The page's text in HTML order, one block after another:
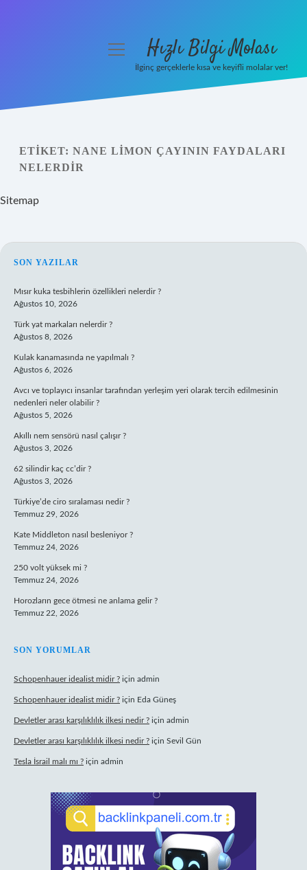
Yasal Uyarı
menüyüHızlı Bilgi Molası
İlginç gerçeklerle kısa ve keyifli molalar ver!
ETIKET: NANE LIMON ÇAYININ FAYDALARI
NELERDIR
Sitemap
SIDEBAR
SON YAZILAR
Mısır kuka tesbihlerin özellikleri nelerdir ?
Ağustos 10, 2026
Türk yat markaları nelerdir ?
Ağustos 8, 2026
Kulak kanamasında ne yapılmalı ?
Ağustos 6, 2026
Avcı ve toplayıcı insanlar tarafından yerleşim yeri olarak tercih edilmesinin
nedenleri neler olabilir ?
Ağustos 5, 2026
Akıllı nem sensörü nasıl çalışır ?
Ağustos 3, 2026
62 silindir kaç cc’dir ?
Ağustos 3, 2026
Türkiye’de ciro sıralaması nedir ?
Temmuz 29, 2026
Kate Middleton nasıl besleniyor ?
Temmuz 24, 2026
250 volt yüksek mi ?
Temmuz 24, 2026
Horozların gece ötmesi ne anlama gelir ?
Temmuz 22, 2026
SON YORUMLAR
Schopenhauer idealist midir ? için admin
Schopenhauer idealist midir ? için Eda Güneş
Devletler arası karşılıklılık ilkesi nedir ? için admin
Devletler arası karşılıklılık ilkesi nedir ? için Sevil Gün
Tesla İsrail malı mı ? için admin